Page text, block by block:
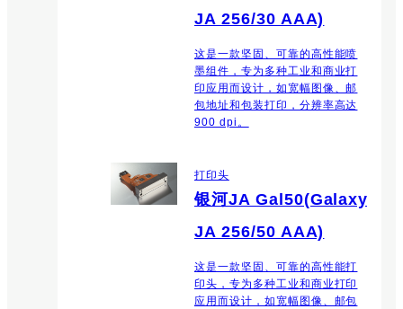
JA 256/30 AAA)
这是一款坚固、可靠的高性能喷
墨组件，专为多种工业和商业打
印应用而设计，如宽幅图像、邮
包地址和包装打印，分辨率高达
900 dpi。
打印头
银河JA Gal50(Galaxy
JA 256/50 AAA)
这是一款坚固、可靠的高性能打
印头，专为多种工业和商业打印
应用而设计，如宽幅图像、邮包